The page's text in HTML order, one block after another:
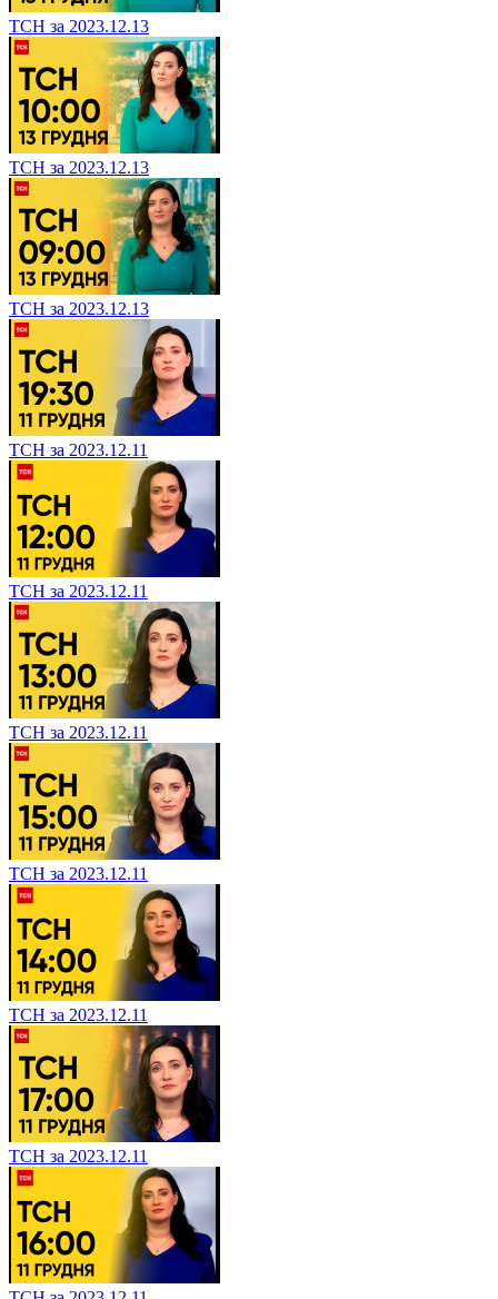
ТСН за 2023.12.13
ТСН за 2023.12.13
ТСН за 2023.12.13
ТСН за 2023.12.11
ТСН за 2023.12.11
ТСН за 2023.12.11
ТСН за 2023.12.11
ТСН за 2023.12.11
ТСН за 2023.12.11